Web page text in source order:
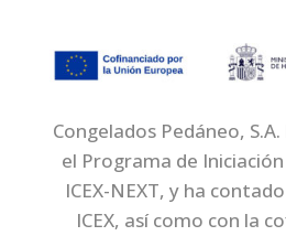
Congelados Pedáneo,
el Programa de
ICEX-NEXT, y ha
ICEX, así como con la